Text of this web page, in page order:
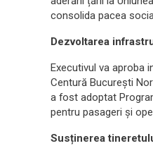
consolida pacea
Dezvoltarea
Executivul va aproba
Centură București
a fost adoptat
pentru pasageri și
Susținerea